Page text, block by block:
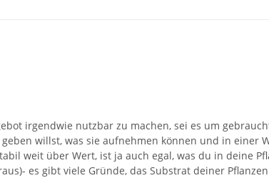
irgendwie nutzbar zu machen, sei es um
willst, was sie aufnehmen können und in einer
weit über Wert, ist ja auch egal, was du in deine
es gibt viele Gründe, das Substrat deiner